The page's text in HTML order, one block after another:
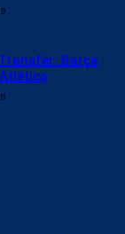
Barça